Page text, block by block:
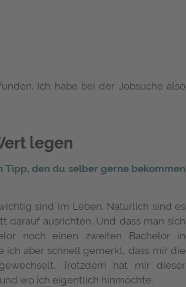
Ich habe bei der Jobsuche also
legen
den du selber gerne bekommen
sind im Leben. Natürlich sind es
ausrichten. Und dass man sich
noch einen zweiten Bachelor in
ich aber schnell gemerkt, dass mir die
Trotzdem hat mir dieser
wo ich eigentlich hinmöchte.